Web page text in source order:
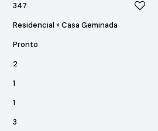
347
Residencial »Casa Geminada
Pronto
2
1
1
3